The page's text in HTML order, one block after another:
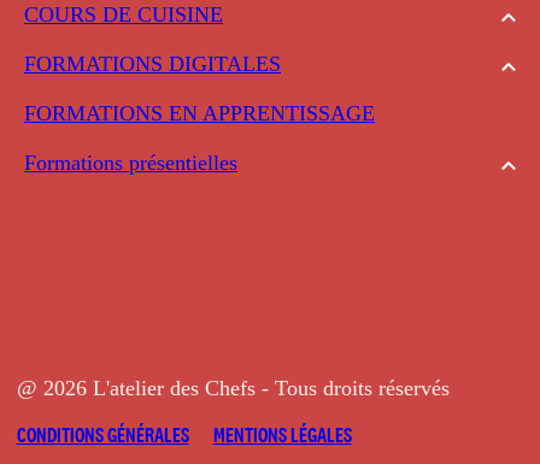
COURS DE CUISINE
FORMATIONS DIGITALES
FORMATIONS EN APPRENTISSAGE
Formations présentielles
@ 2026 L'atelier des Chefs - Tous droits réservés
CONDITIONS GÉNÉRALES
MENTIONS LÉGALES